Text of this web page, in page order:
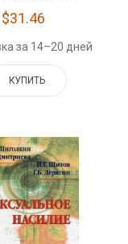
$31.46
за 14–20 дней
КУПИТЬ